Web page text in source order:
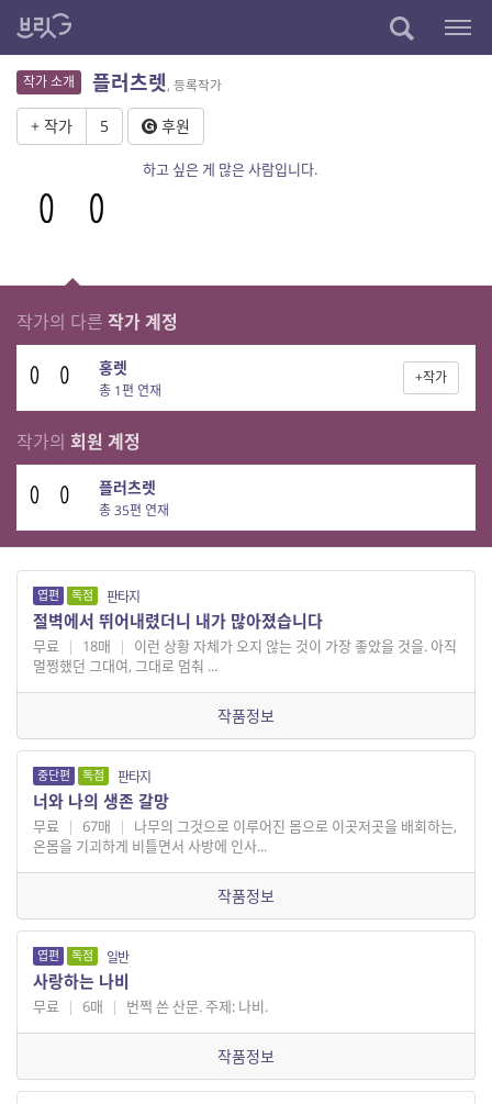
작가 소개 플러츠렛, 등록작가
+ 작가 5 후원
하고 싶은 게 많은 사람입니다.
작가의 다른 작가 계정
홍렛
총 1편 연재
+작가
작가의 회원 계정
플러츠렛
총 35편 연재
엽편 독점 판타지
절벽에서 뛰어내렸더니 내가 많아졌습니다
무료 | 18매 |
이런 상황 자체가 오지 않는 것이 가장 좋았을 것을. 아직
멀쩡했던 그대여, 그대로 멈춰 ...
작품정보
중단편 독점 판타지
너와 나의 생존 갈망
무료 | 67매 |
나무의 그것으로 이루어진 몸으로 이곳저곳을 배회하는,
온몸을 기괴하게 비틀면서 사방에 인사...
작품정보
엽편 독점 일반
사랑하는 나비
무료 | 6매 | 번쩍 쓴 산문. 주제: 나비.
작품정보